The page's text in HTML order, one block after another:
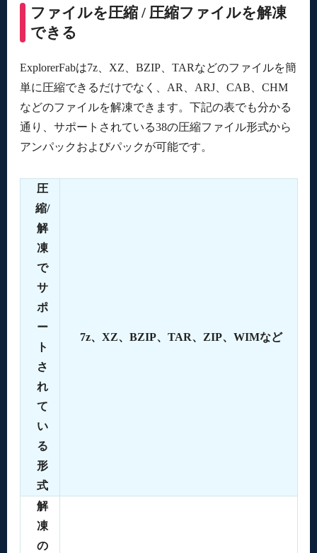
ファイルを圧縮 / 圧縮ファイルを解凍
できる
ExplorerFabは7z、XZ、BZIP、TARなどのファイルを簡
単に圧縮できるだけでなく、AR、ARJ、CAB、CHM
などのファイルを解凍できます。下記の表でも分かる
通り、サポートされている38の圧縮ファイル形式から
アンパックおよびパックが可能です。
圧
縮/
解
凍
で
サ
ポ
ー
ト
さ
れ
て
い
る
形
式
7z、XZ、BZIP、TAR、ZIP、WIMなど
解
凍
の